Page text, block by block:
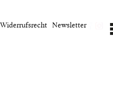
Widerrufsrecht Newsletter